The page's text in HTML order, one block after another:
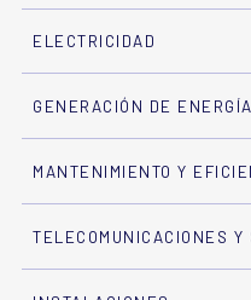
ELECTRICIDAD
GENERACIÓN DE ENERGÍA
MANTENIMIENTO Y
TELECOMUNICACIONES Y